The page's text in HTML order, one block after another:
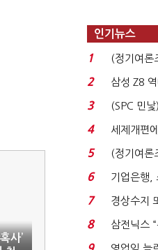
사’
인기뉴스
1
(정기여론
청래 '초접
2
삼성 Z8
목…9월 ‘
3
(SPC 민
생법 위반
4
세제개편
세 구하기
5
(정기여론
'초접전'…
6
기업은행,
이스피싱
7
경상수지
억달러에
8
삼전닉스
로이터에